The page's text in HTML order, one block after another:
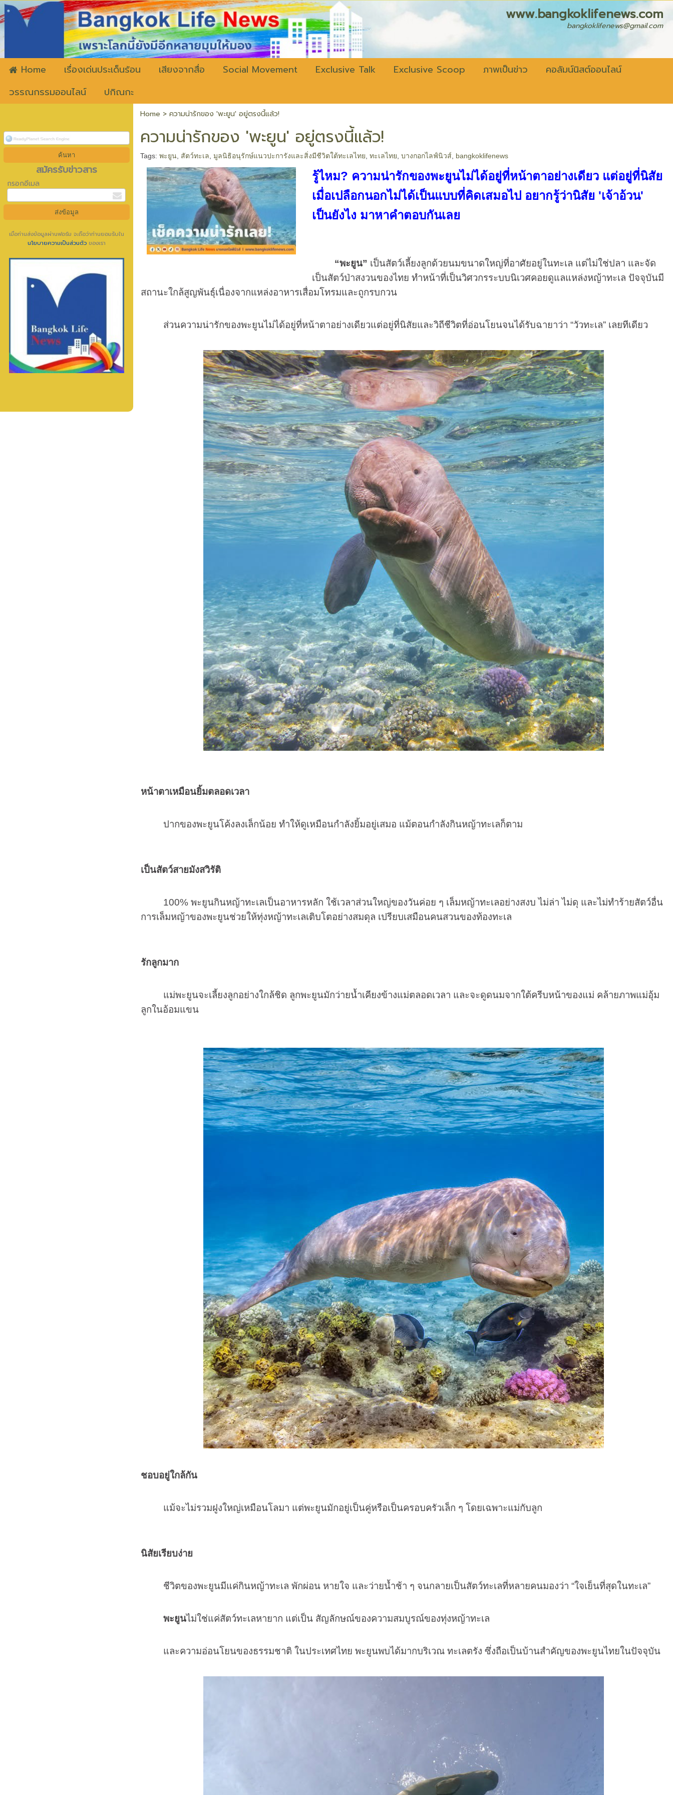
www.bangkoklifenews.com
bangkoklifenews@gmail.com
Home เรื่องเด่นประเด็นร้อน เสียงจากสื่อ Social Movement Exclusive Talk Exclusive Scoop ภาพเป็นข่าว
คอลัมน์นิสต์ออนไลน์
วรรณกรรมออนไลน์
ปกิณกะ
สมัครรับข่าวสาร
กรอกอีเมล
เมื่อท่านส่งข้อมูลผ่านฟอร์ม จะถือว่าท่านยอมรับใน
นโยบายความเป็นส่วนตัว ของเรา
Home > ความน่ารักของ 'พะยูน' อยู่ตรงนี้แล้ว!
ความน่ารักของ 'พะยูน' อยู่ตรงนี้แล้ว!
Tags:พะยูน สัตว์ทะเล มูลนิธิอนุรักษ์แนวปะการังและสิ่งมีชีวิตใต้ทะเลไทย ,ทะเลไทย ,บางกอกไลฟ์นิวส์ bangkoklifenews
รู้ไหม? ความน่ารักของพะยูนไม่ได้อยู่ที่หน้าตาอย่างเดียว แต่อยู่ที่นิสัย
เมื่อเปลือกนอกไม่ได้เป็นแบบที่คิดเสมอไป อยากรู้ว่านิสัย 'เจ้าอ้วน'
เป็นยังไง มาหาคำตอบกันเลย
“พะยูน” เป็นสัตว์เลี้ยงลูกด้วยนมขนาดใหญ่ที่อาศัยอยู่ในทะเล แต่ไม่ใช่ปลา และจัด
เป็นสัตว์ป่าสงวนของไทย ทำหน้าที่เป็นวิศวกรระบบนิเวศคอยดูแลแหล่งหญ้าทะเล ปัจจุบันมี
สถานะใกล้สูญพันธุ์เนื่องจากแหล่งอาหารเสื่อมโทรมและถูกรบกวน
ส่วนความน่ารักของพะยูนไม่ได้อยู่ที่หน้าตาอย่างเดียวแต่อยู่ที่นิสัยและวิถีชีวิตที่อ่อนโยนจนได้รับฉายาว่า “วัวทะเล” เลยทีเดียว
หน้าตาเหมือนยิ้มตลอดเวลา
ปากของพะยูนโค้งลงเล็กน้อย ทำให้ดูเหมือนกำลังยิ้มอยู่เสมอ แม้ตอนกำลังกินหญ้าทะเลก็ตาม
เป็นสัตว์สายมังสวิรัติ
100% พะยูนกินหญ้าทะเลเป็นอาหารหลัก ใช้เวลาส่วนใหญ่ของวันค่อย ๆ เล็มหญ้าทะเลอย่างสงบ ไม่ล่า ไม่ดุ และไม่ทำร้ายสัตว์อื่น
การเล็มหญ้าของพะยูนช่วยให้ทุ่งหญ้าทะเลเติบโตอย่างสมดุล เปรียบเสมือนคนสวนของท้องทะเล
รักลูกมาก
แม่พะยูนจะเลี้ยงลูกอย่างใกล้ชิด ลูกพะยูนมักว่ายน้ำเคียงข้างแม่ตลอดเวลา และจะดูดนมจากใต้ครีบหน้าของแม่ คล้ายภาพแม่อุ้ม
ลูกในอ้อมแขน
ชอบอยู่ใกล้กัน
แม้จะไม่รวมฝูงใหญ่เหมือนโลมา แต่พะยูนมักอยู่เป็นคู่หรือเป็นครอบครัวเล็ก ๆ โดยเฉพาะแม่กับลูก
นิสัยเรียบง่าย
ชีวิตของพะยูนมีแค่กินหญ้าทะเล พักผ่อน หายใจ และว่ายน้ำช้า ๆ จนกลายเป็นสัตว์ทะเลที่หลายคนมองว่า “ใจเย็นที่สุดในทะเล”
พะยูนไม่ใช่แค่สัตว์ทะเลหายาก แต่เป็น สัญลักษณ์ของความสมบูรณ์ของทุ่งหญ้าทะเล
และความอ่อนโยนของธรรมชาติ ในประเทศไทย พะยูนพบได้มากบริเวณ ทะเลตรัง ซึ่งถือเป็นบ้านสำคัญของพะยูนไทยในปัจจุบัน